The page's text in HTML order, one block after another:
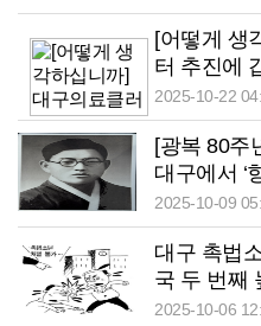
[어떻게 생
터 추진에
2025-10-22
[광복 80주
대구에서 ‘
김선기 선
2025-10-09
대구 촉법
국 두 번째
2025-10-06